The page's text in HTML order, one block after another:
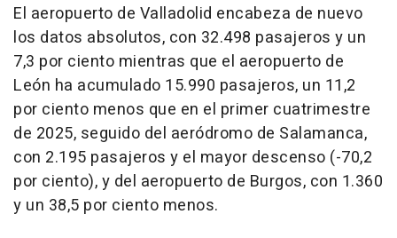
El aeropuerto de Valladolid encabeza de nuevo
los datos absolutos, con 32.498 pasajeros y un
7,3 por ciento mientras que el aeropuerto de
León ha acumulado 15.990 pasajeros, un 11,2
por ciento menos que en el primer cuatrimestre
de 2025, seguido del aeródromo de Salamanca,
con 2.195 pasajeros y el mayor descenso (-70,2
por ciento), y del aeropuerto de Burgos, con 1.360
y un 38,5 por ciento menos.